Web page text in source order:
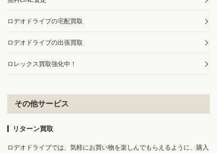
ロデオドライブの宅配買取
ロデオドライブの出張買取
ロレックス買取強化中！
その他サービス
リターン買取
ロデオドライブでは、気軽にお買い物を楽しんでもらえるように、購入